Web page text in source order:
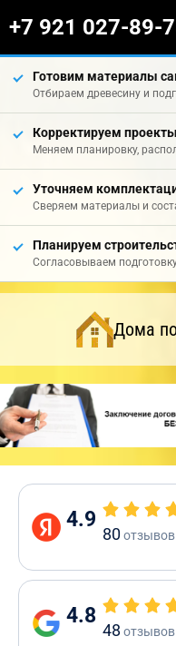
+7 921 027-89-
Готовим материалы
Отбираем древесину и
Корректируем проекты
Меняем планировку,
Уточняем
Сверяем материалы и
Планируем
Согласовываем
Дома
4.9
80отзывов
4.8
48 отзывов